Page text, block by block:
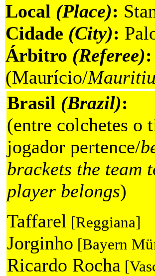
Local (Place):
Cidade (City):
Árbitro (Referee):
(Maurício/
Brasil (Brazil):
(entre colchetes o
jogador pertence/
brackets the team
player belongs)
Taffarel [Reggiana]
Jorginho [Bayern
Ricardo Rocha